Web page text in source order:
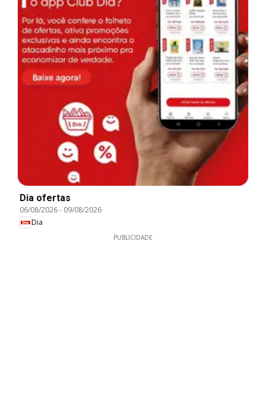
Dia ofertas
06/08/2026- 09/08/2026
Dia
PUBLICIDADE